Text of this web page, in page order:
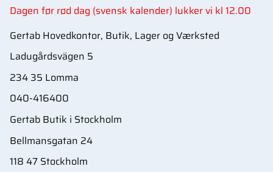
Dagen før rød dag (svensk kalender) lukker vi kl 12.00
Gertab Hovedkontor, Butik, Lager og Værksted
Ladugårdsvägen 5
234 35 Lomma
040-416400
Gertab Butik i Stockholm
Bellmansgatan 24
118 47 Stockholm